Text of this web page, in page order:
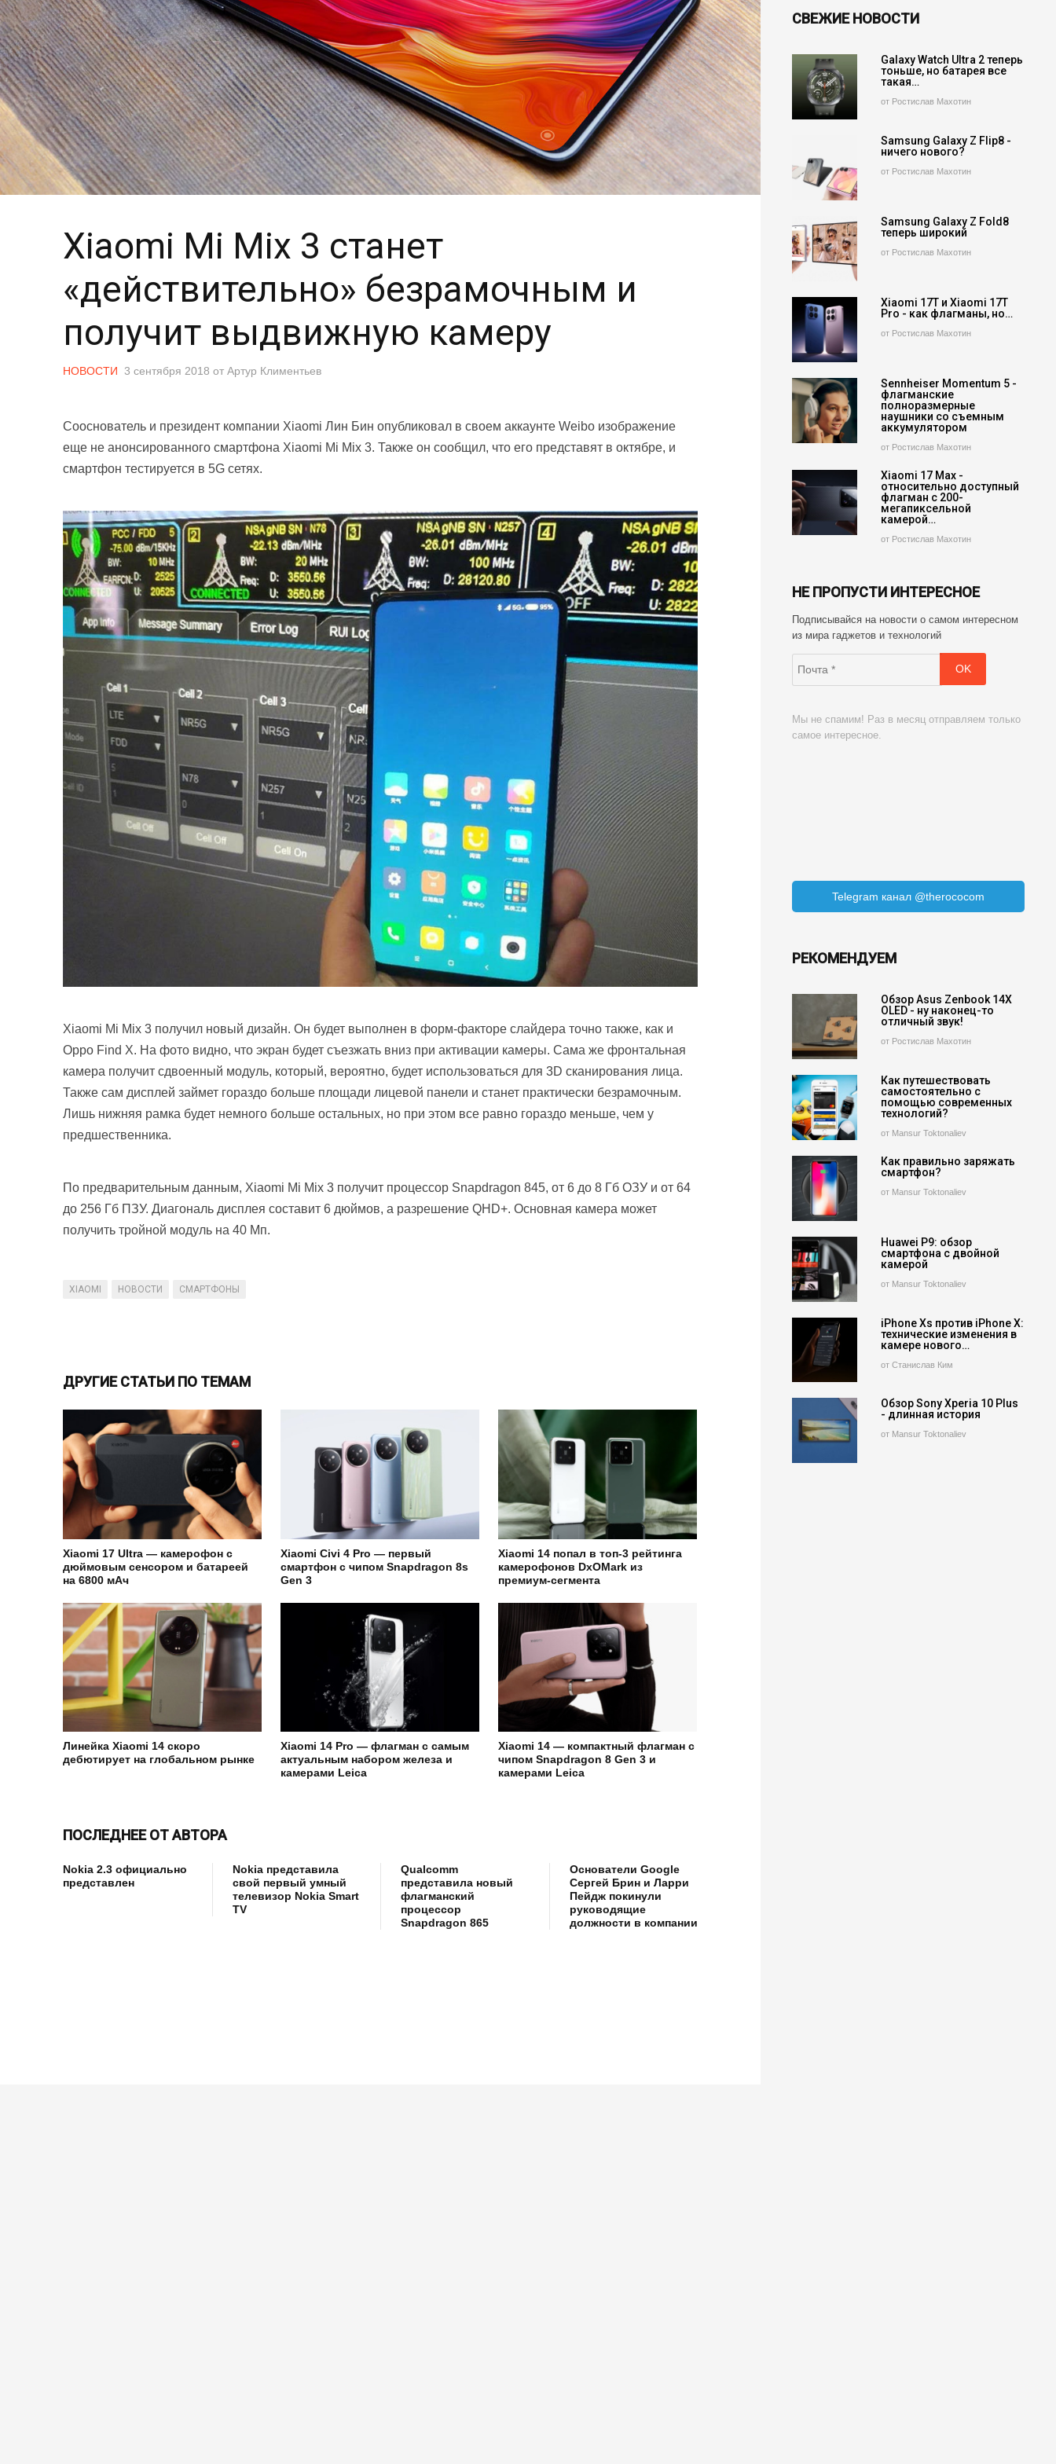
Xiaomi Mi Mix 3 станет
«действительно» безрамочным и
получит выдвижную камеру
НОВОСТИ 3 сентября 2018 от Артур Климентьев
Сооснователь и президент компании Xiaomi Лин Бин опубликовал в своем аккаунте Weibo изображение
еще не анонсированного смартфона Xiaomi Mi Mix 3. Также он сообщил, что его представят в октябре, и
смартфон тестируется в 5G сетях.
Xiaomi Mi Mix 3 получил новый дизайн. Он будет выполнен в форм-факторе слайдера точно также, как и
Oppo Find X. На фото видно, что экран будет съезжать вниз при активации камеры. Сама же фронтальная
камера получит сдвоенный модуль, который, вероятно, будет использоваться для 3D сканирования лица.
Также сам дисплей займет гораздо больше площади лицевой панели и станет практически безрамочным.
Лишь нижняя рамка будет немного больше остальных, но при этом все равно гораздо меньше, чем у
предшественника.
По предварительным данным, Xiaomi Mi Mix 3 получит процессор Snapdragon 845, от 6 до 8 Гб ОЗУ и от 64
до 256 Гб ПЗУ. Диагональ дисплея составит 6 дюймов, а разрешение QHD+. Основная камера может
получить тройной модуль на 40 Мп.
XIAOMI НОВОСТИ СМАРТФОНЫ
ДРУГИЕ СТАТЬИ ПО ТЕМАМ
Xiaomi 17 Ultra — камерофон с
дюймовым сенсором и батареей
на 6800 мАч
Xiaomi Civi 4 Pro — первый
смартфон с чипом Snapdragon 8s
Gen 3
Xiaomi 14 попал в топ-3 рейтинга
камерофонов DxOMark из
премиум-сегмента
Линейка Xiaomi 14 скоро
дебютирует на глобальном рынке
Xiaomi 14 Pro — флагман с самым
актуальным набором железа и
камерами Leica
Xiaomi 14 — компактный флагман с
чипом Snapdragon 8 Gen 3 и
камерами Leica
ПОСЛЕДНЕЕ ОТ АВТОРА
Nokia 2.3 официально
представлен
Nokia представила
свой первый умный
телевизор Nokia Smart
TV
Qualcomm
представила новый
флагманский
процессор
Snapdragon 865
Основатели Google
Сергей Брин и Ларри
Пейдж покинули
руководящие
должности в компании
СВЕЖИЕ НОВОСТИ
Galaxy Watch Ultra 2 теперь
тоньше, но батарея все
такая…
от Ростислав Махотин
Samsung Galaxy Z Flip8 -
ничего нового?
от Ростислав Махотин
Samsung Galaxy Z Fold8
теперь широкий
от Ростислав Махотин
Xiaomi 17T и Xiaomi 17T
Pro - как флагманы, но…
от Ростислав Махотин
Sennheiser Momentum 5 -
флагманские
полноразмерные
наушники со съемным
аккумулятором
от Ростислав Махотин
Xiaomi 17 Max -
относительно доступный
флагман с 200-
мегапиксельной
камерой…
от Ростислав Махотин
НЕ ПРОПУСТИ ИНТЕРЕСНОЕ
Подписывайся на новости о самом интересном
из мира гаджетов и технологий
Мы не спамим! Раз в месяц отправляем только
самое интересное.
Telegram канал @therococom
РЕКОМЕНДУЕМ
Обзор Asus Zenbook 14X
OLED - ну наконец-то
отличный звук!
от Ростислав Махотин
Как путешествовать
самостоятельно с
помощью современных
технологий?
от Mansur Toktonaliev
Как правильно заряжать
смартфон?
от Mansur Toktonaliev
Huawei P9: обзор
смартфона с двойной
камерой
от Mansur Toktonaliev
iPhone Xs против iPhone X:
технические изменения в
камере нового…
от Станислав Ким
Обзор Sony Xperia 10 Plus
- длинная история
от Mansur Toktonaliev